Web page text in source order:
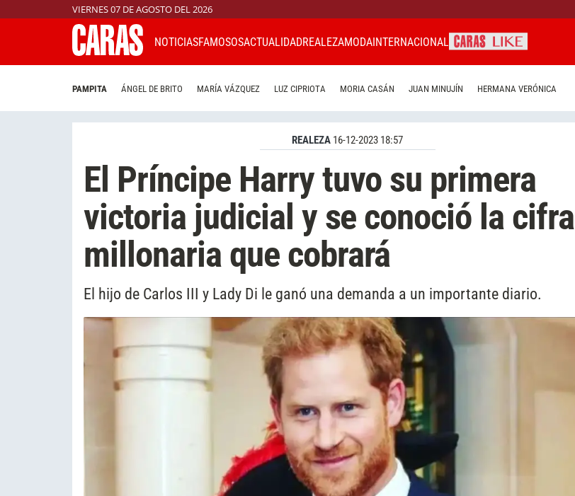
VIERNES 07 DE AGOSTO DEL 2026
NOTICIASFAMOSOSACTUALIDADREALEZAMODAINTERNACIONAL
PAMPITA ÁNGEL DE BRITO MARÍA VÁZQUEZ LUZ CIPRIOTA MORIA CASÁN JUAN MINUJÍN HERMANA VERÓNICA
REALEZA 16-12-2023 18:57
El Príncipe Harry tuvo su primera
victoria judicial y se conoció la cifra
millonaria que cobrará
El hijo de Carlos III y Lady Di le ganó una demanda a un importante diario.